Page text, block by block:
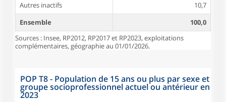
Autres inactifs
10,7
Ensemble
100,0
Sources : Insee, RP2012, RP2017 et RP2023, exploitations
complémentaires, géographie au 01/01/2026.
POP T8 - Population de 15 ans ou plus par sexe et
groupe socioprofessionnel actuel ou antérieur en
2023